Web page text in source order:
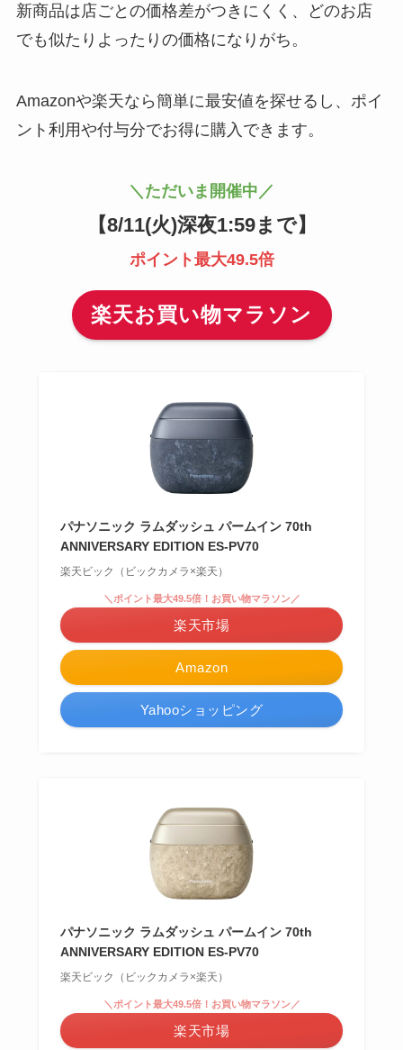
新商品は店ごとの価格差がつきにくく、どのお店
でも似たりよったりの価格になりがち。
Amazonや楽天なら簡単に最安値を探せるし、ポイ
ント利用や付与分でお得に購入できます。
＼ただいま開催中／
【8/11(火)深夜1:59まで】
ポイント最大49.5倍
楽天お買い物マラソン
パナソニック ラムダッシュ パームイン 70th
ANNIVERSARY EDITION ES-PV70
楽天ビック（ビックカメラ×楽天）
Amazon
＼ポイント最大49.5倍！お買い物マラソン／
楽天市場
Yahooショッピング
パナソニック ラムダッシュ パームイン 70th
ANNIVERSARY EDITION ES-PV70
楽天ビック（ビックカメラ×楽天）
＼ポイント最大49.5倍！お買い物マラソン／
楽天市場